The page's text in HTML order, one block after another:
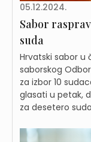
05.12.2024.
Sabor
suda
Hrvatski sabor u
saborskog
za izbor 10
glasati u petak,
za desetero